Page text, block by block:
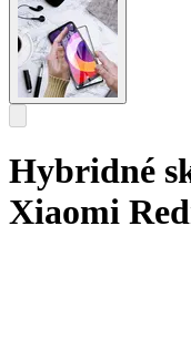
Hybridné
Xiaomi